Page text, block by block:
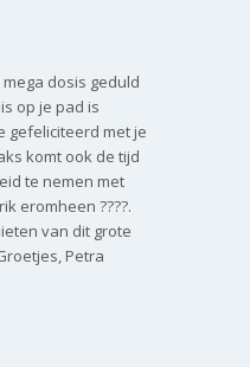
dosis geduld
op je pad is
gefeliciteerd met je
komt ook de tijd
te nemen met
eromheen ????.
van dit grote
Petra